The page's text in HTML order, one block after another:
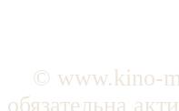
© www.kino-
обязательна